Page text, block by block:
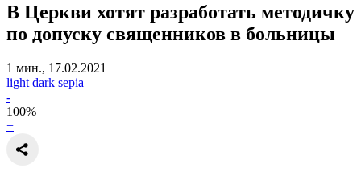
В Церкви хотят разработать методичку
по допуску священников в больницы
1 мин., 17.02.2021
light dark sepia
-
100%
+